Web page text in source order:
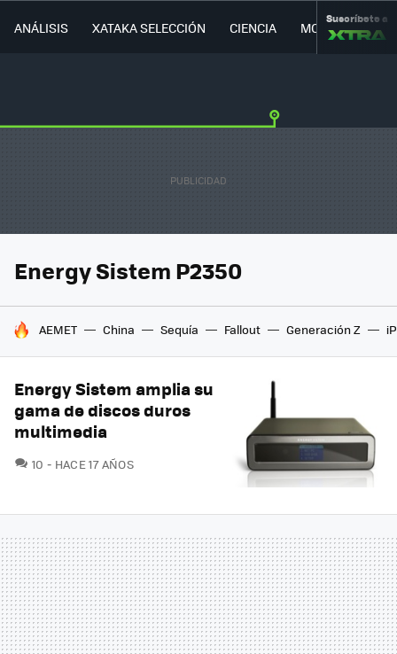
ANÁLISIS XATAKA SELECCIÓN CIENCIA MOVILIDAD
Suscríbete a
Energy Sistem P2350
HOY SE HABLA DE
AEMET China Sequía Fallout Generación Z
Energy Sistem amplia su
gama de discos duros
multimedia
10 COMENTARIOS
HACE 17 AÑOS